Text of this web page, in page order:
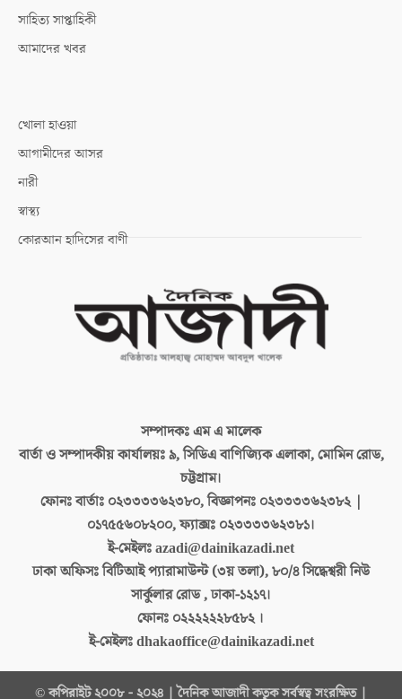
সাহিত্য সাপ্তাহিকী
আমাদের খবর
খোলা হাওয়া
আগামীদের আসর
নারী
স্বাস্থ্য
কোরআন হাদিসের বাণী
সম্পাদকঃএম এ মালেক
বার্তা ও সম্পাদকীয় কার্যালয়ঃ৯, সিডিএ বাণিজ্যিক এলাকা, মোমিন রোড,
চট্টগ্রাম।
ফোনঃ বার্তাঃ ০২৩৩৩৩৬২৩৮০, বিজ্ঞাপনঃ ০২৩৩৩৩৬২৩৮২ |
০১৭৫৫৬০৮২০০, ফ্যাক্সঃ ০২৩৩৩৩৬২৩৮১।
ই-মেইলঃazadi@dainikazadi.net
ঢাকা অফিসঃবিটিআই প্যারামাউন্ট (৩য় তলা), ৮০/৪ সিদ্ধেশ্বরী নিউ
সার্কুলার রোড , ঢাকা-১২১৭।
ফোনঃ ০২২২২২২৮৫৮২ ।
ই-মেইলঃdhakaoffice@dainikazadi.net
© কপিরাইট ২০০৮ - ২০২৪ | দৈনিক আজাদী কতৃক সর্বস্বত্ব সংরক্ষিত |